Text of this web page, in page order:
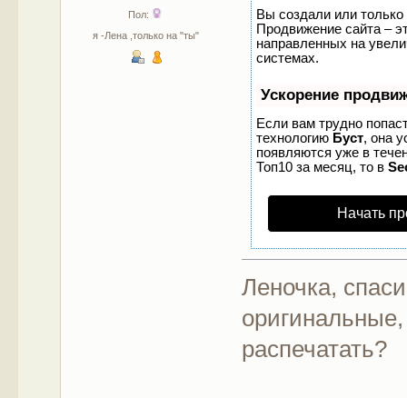
Пол:
я -Лена ,только на "ты"
Вы создали или только
Продвижение сайта –
направленных на
системах.
Ускорение
Если вам трудно
технологию Буст, она
появляются уже в
Топ10 за месяц, то в
Начать
Леночка,
распечатать?